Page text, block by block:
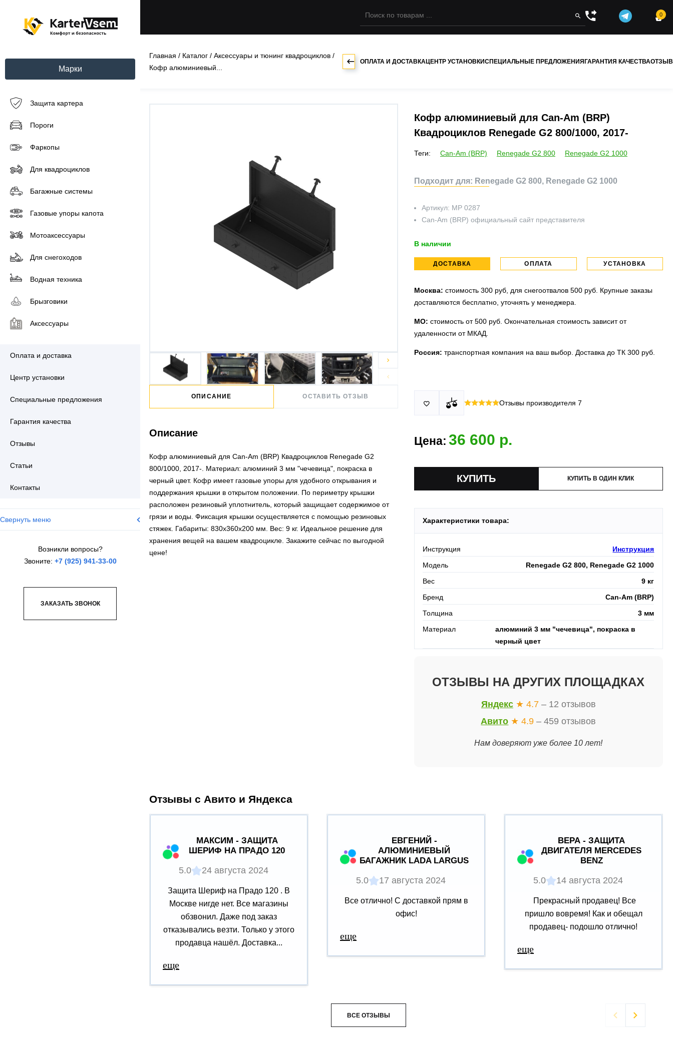
Марки
Защита картера
Пороги
Фаркопы
Для квадроциклов
Багажные системы
Газовые упоры капота
Мотоаксессуары
Для снегоходов
Водная техника
Брызговики
Аксессуары
Оплата и доставка
Центр установки
Специальные предложения
Гарантия качества
Отзывы
Статьи
Контакты
Свернуть меню
Возникли вопросы?
Звоните: +7 (925) 941-33-00
ЗАКАЗАТЬ ЗВОНОК
 
0
Главная / Каталог / Аксессуары и тюнинг квадроциклов /
Кофр алюминиевый...
ОПЛАТА И ДОСТАВКАЦЕНТР УСТАНОВКИСПЕЦИАЛЬНЫЕ ПРЕДЛОЖЕНИЯГАРАНТИЯ КАЧЕСТВА


ОПИСАНИЕ
Описание
Кофр алюминиевый для Can-Am (BRP) Квадроциклов Renegade G2
800/1000, 2017-. Материал: алюминий 3 мм "чечевица", покраска в
черный цвет. Кофр имеет газовые упоры для удобного открывания и
поддержания крышки в открытом положении. По периметру крышки
расположен резиновый уплотнитель, который защищает содержимое от
грязи и воды. Фиксация крышки осуществляется с помощью резиновых
стяжек. Габариты: 830х360х200 мм. Вес: 9 кг. Идеальное решение для
хранения вещей на вашем квадроцикле. Закажите сейчас по выгодной
цене!
ОСТАВИТЬ ОТЗЫВ
Кофр алюминиевый для Can-Am (BRP)
Квадроциклов Renegade G2 800/1000, 2017-
Теги: Can-Am (BRP) Renegade G2 800 Renegade G2 1000
Подходит для: Renegade G2 800, Renegade G2 1000
Артикул: MP 0287
Can-Am (BRP) официальный сайт представителя
В наличии
ДОСТАВКА ОПЛАТА УСТАНОВКА
Москва: стоимость 300 руб, для снегоотвалов 500 руб. Крупные заказы
доставляются бесплатно, уточнять у менеджера.
МО: стоимость от 500 руб. Окончательная стоимость зависит от
удаленности от МКАД.
Россия: транспортная компания на ваш выбор. Доставка до ТК 300 руб.
юридических лиц можно оплатить по счету.
проверить товар.
п.Немчиновка, ул.Московская д 7.
Действует акция: скидка 25%
 Отзывы производителя 7
Цена: 36 600
КУПИТЬ В ОДИН КЛИК
Характеристики товара:
Инструкция
Инструкция
Модель
Renegade G2 800, Renegade G2 1000
Вес
9 кг
Бренд
Can-Am (BRP)
Толщина
3 мм
Материал
алюминий 3 мм "чечевица", покраска в
черный цвет
ОТЗЫВЫ НА ДРУГИХ ПЛОЩАДКАХ
Яндекс ★ 4.7 – 12 отзывов
Авито ★ 4.9 – 459 отзывов
Нам доверяют уже более 10 лет!
Отзывы с Авито и Яндекса
МАКСИМ - ЗАЩИТА
ШЕРИФ НА ПРАДО 120
5.0 24 августа 2024
Защита Шериф на Прадо 120 . В
Москве нигде нет. Все магазины
обзвонил. Даже под заказ
отказывались везти. Только у этого
продавца нашёл. Доставка...
еще
ЕВГЕНИЙ -
АЛЮМИНИЕВЫЙ
БАГАЖНИК LADA LARGUS
5.0 17 августа 2024
Все отлично! С доставкой прям в
офис!
еще
ВЕРА - ЗАЩИТА
ДВИГАТЕЛЯ MERCEDES
BENZ
5.0 14 августа 2024
Прекрасный продавец! Все
пришло вовремя! Как и обещал
продавец- подошло отлично!
еще
ВСЕ ОТЗЫВЫ  